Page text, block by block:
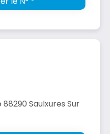
Saulxures Sur